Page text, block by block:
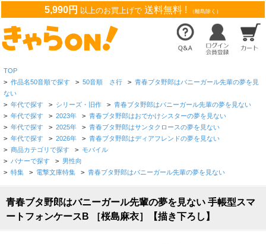
5,990円 以上のお買上げで 送料無料 ! （離島除く）
TOP
> 作品名50音順で探す > 50音順 さ行 > 青春ブタ野郎はバニーガール先輩の夢を見
ない
> 年代で探す > シリーズ・旧作 > 青春ブタ野郎はバニーガール先輩の夢を見ない
> 年代で探す > 2023年 > 青春ブタ野郎はおでかけシスターの夢を見ない
> 年代で探す > 2025年 > 青春ブタ野郎はサンタクロースの夢を見ない
> 年代で探す > 2026年 > 青春ブタ野郎はディアフレンドの夢を見ない
> 商品カテゴリで探す > モバイル
> バナーで探す > 男性向
> 特集 > 電撃文庫特集 > 青春ブタ野郎はバニーガール先輩の夢を見ない
青春ブタ野郎はバニーガール先輩の夢を見ない 手帳型スマ
ートフォンケースB ［桜島麻衣］【描き下ろし】